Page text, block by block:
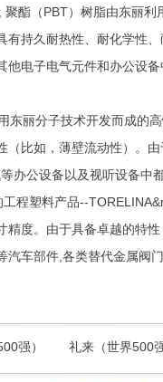
酯（PBT）树脂由东丽利
持久耐热性、耐化学性
电子电气元件和办公设
丽分子技术开发而成的
比如，薄壁流动性）。
办公设备以及视听设备中
程塑料产品--
度。由于具备卓越的特
车部件,各类替代金属阀
强） 礼来（世界500强